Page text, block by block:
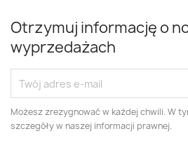
Otrzymuj informację o
wyprzedażach
Możesz zrezygnować w każdej chwili. W
szczegóły w naszej informacji prawnej.